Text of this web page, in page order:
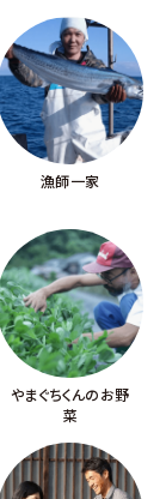
漁師一家
やまぐちくんのお野
菜